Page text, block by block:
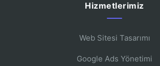
Hizmetlerimiz
Web Sitesi Tasarımı
Google Ads Yönetimi